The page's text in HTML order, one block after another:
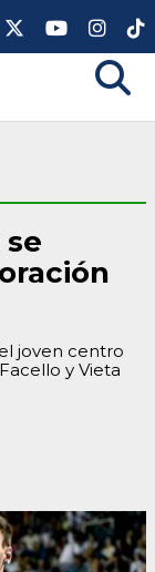
joven centro
y Vieta